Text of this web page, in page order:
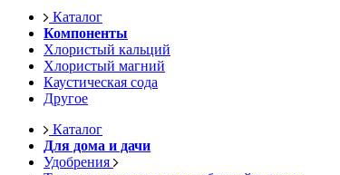
Каталог
Компоненты
Хлористый кальций
Хлористый магний
Каустическая сода
Другое
Каталог
Для дома и дачи
Удобрения